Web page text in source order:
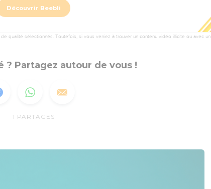
Découvrir Beebli
qualité sélectionnés. Toutefois, si vous veniez à trouver un contenu vidéo illicite ou avec un
? Partagez autour de vous !
1 PARTAGES